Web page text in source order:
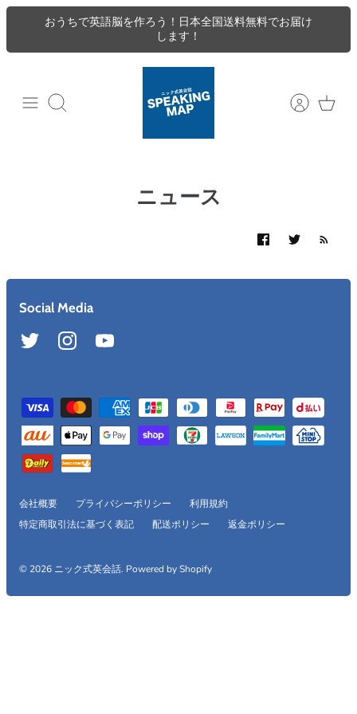
おうちで英語脳を作ろう！日本全国送料無料でお届け
します！
検索
ニュース
Social Media
会社概要 プライバシーポリシー
利用規約
特定商取引法に基づく表記
配送ポリシー 返金ポリシー
© 2026 ニック式英会話. Powered by Shopify